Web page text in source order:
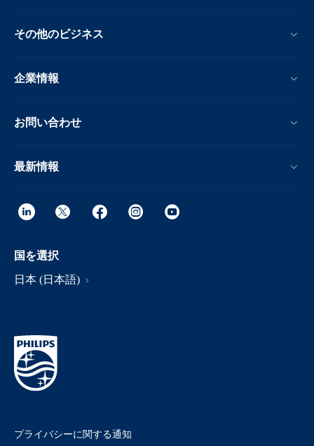
その他のビジネス
企業情報
お問い合わせ
最新情報
国を選択
日本 (日本語)
プライバシーに関する通知